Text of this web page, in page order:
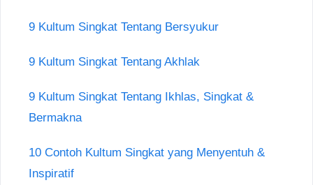
9 Kultum Singkat Tentang Bersyukur
9 Kultum Singkat Tentang Akhlak
9 Kultum Singkat Tentang Ikhlas, Singkat &
Bermakna
10 Contoh Kultum Singkat yang Menyentuh &
Inspiratif